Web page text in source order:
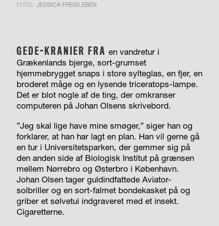
FOTO: JESSICA FREISLEBEN
GEDE-KRANIER FRA en vandretur i
Grækenlands bjerge, sort-grumset
hjemmebrygget snaps i store sylteglas, en fjer, en
broderet måge og en lysende triceratops-lampe.
Det er blot nogle af de ting, der omkranser
computeren på Johan Olsens skrivebord.
”Jeg skal lige have mine smøger,” siger han og
forklarer, at han har lagt en plan. Han vil gerne gå
en tur i Universitetsparken, der gemmer sig på
den anden side af Biologisk Institut på grænsen
mellem Nørrebro og Østerbro i København.
Johan Olsen tager guldindfattede Aviator-
solbriller og en sort-falmet bondekasket på og
griber et sølvetui indgraveret med et insekt.
Cigaretterne.